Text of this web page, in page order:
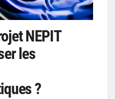
NEPIT
les
?